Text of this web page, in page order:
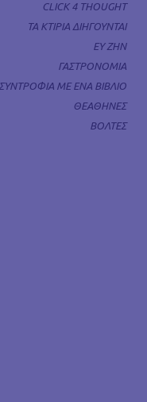
CLICK 4 THOUGHT
ΤΑ ΚΤΙΡΙΑ ΔΙΗΓΟΥΝΤΑΙ
ΕΥ ΖΗΝ
ΓΑΣΤΡΟΝΟΜΙΑ
ΣΥΝΤΡΟΦΙΑ ΜΕ ΕΝΑ ΒΙΒΛΙΟ
ΘΕΑΘΗΝΕΣ
ΒΟΛΤΕΣ